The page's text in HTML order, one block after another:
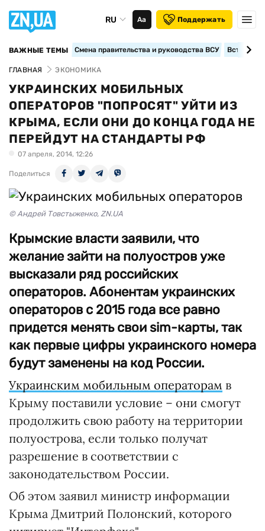
RU Аа Поддержать
ВАЖНЫЕ ТЕМЫ Смена правительства и руководства ВСУ
ГЛАВНАЯ ЭКОНОМИКА
УКРАИНСКИХ МОБИЛЬНЫХ
ОПЕРАТОРОВ "ПОПРОСЯТ" УЙТИ ИЗ
КРЫМА, ЕСЛИ ОНИ ДО КОНЦА ГОДА НЕ
ПЕРЕЙДУТ НА СТАНДАРТЫ РФ
07 апреля, 2014, 12:26
Поделиться
© Андрей Товстыженко, ZN.UA
Крымские власти заявили, что
желание зайти на полуостров уже
высказали ряд российских
операторов. Абонентам украинских
операторов с 2015 года все равно
придется менять свои sim-карты, так
как первые цифры украинского номера
будут заменены на код России.
Украинским мобильным операторам в
Крыму поставили условие – они смогут
продолжить свою работу на территории
полуострова, если только получат
разрешение в соответствии с
законодательством России.
Об этом заявил министр информации
Крыма Дмитрий Полонский, которого